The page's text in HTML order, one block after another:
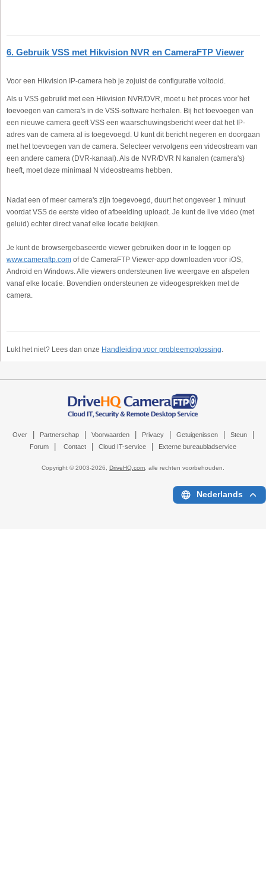
6. Gebruik VSS met Hikvision NVR en CameraFTP Viewer
Voor een Hikvision IP-camera heb je zojuist de configuratie voltooid.
Als u VSS gebruikt met een Hikvision NVR/DVR, moet u het proces voor het
toevoegen van camera's in de VSS-software herhalen. Bij het toevoegen van
een nieuwe camera geeft VSS een waarschuwingsbericht weer dat het IP-
adres van de camera al is toegevoegd. U kunt dit bericht negeren en doorgaan
met het toevoegen van de camera. Selecteer vervolgens een videostream van
een andere camera (DVR-kanaal). Als de NVR/DVR N kanalen (camera's)
heeft, moet deze minimaal N videostreams hebben.
Nadat een of meer camera's zijn toegevoegd, duurt het ongeveer 1 minuut
voordat VSS de eerste video of afbeelding uploadt. Je kunt de live video (met
geluid) echter direct vanaf elke locatie bekijken.
Je kunt de browsergebaseerde viewer gebruiken door in te loggen op
www.cameraftp.com of de CameraFTP Viewer-app downloaden voor iOS,
Android en Windows. Alle viewers ondersteunen live weergave en afspelen
vanaf elke locatie. Bovendien ondersteunen ze videogesprekken met de
camera.
Lukt het niet? Lees dan onze Handleiding voor probleemoplossing.
Over Partnerschap Voorwaarden Privacy Getuigenissen Steun
Forum Contact Cloud IT-service Externe bureaubladservice
Copyright © 2003-2026, DriveHQ.com , alle rechten voorbehouden.
Nederlands